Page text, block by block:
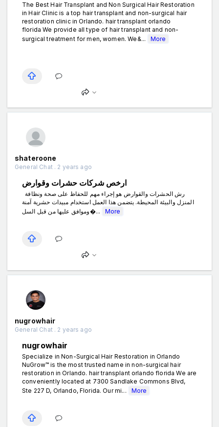
The Best Hair Transplant and Non Surgical Hair Restoration
in Hair Clinic is a top hair transplant and non-surgical hair
restoration clinic in Orlando. hair transplant orlando
florida We provide all type of hair transplant and non-
surgical treatment for men, women. We&...
More
shateroone
General Chat . 2 years ago
ارخص شركات حشرات وقوارض
رش الحشرات والقوارض هو إجراء مهم للحفاظ على صحة ونظافة
المنزل والبيئة المحيطة. يتضمن هذا العمل استخدام مبيدات حشرية آمنة
وموافق عليها من قبل السل�...
More
nugrowhair
General Chat . 2 years ago
nugrowhair
Specialize in Non-Surgical Hair Restoration in Orlando
NuGrow™ is the most trusted name in non-surgical hair
restoration in Orlando. hair transplant orlando florida We are
conveniently located at 7300 Sandlake Commons Blvd,
Ste 227 D, Orlando, Florida. Our mi...
More